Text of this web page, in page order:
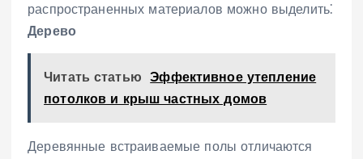
распространенных материалов можно выделить⁚
Дерево
Читать статью Эффективное утепление
потолков и крыш частных домов
Деревянные встраиваемые полы отличаются